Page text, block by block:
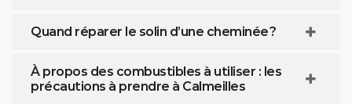
Quand réparer le solin d’une cheminée ?
À propos des combustibles à utiliser : les
précautions à prendre à Calmeilles